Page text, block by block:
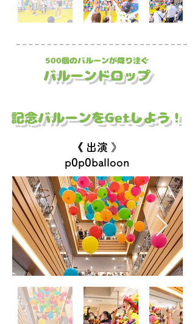
​500個のバルーンが降り注ぐ
​バルーンドロップ
記念バルーンをGetしよう！
《 出演 》
p0p0balloon